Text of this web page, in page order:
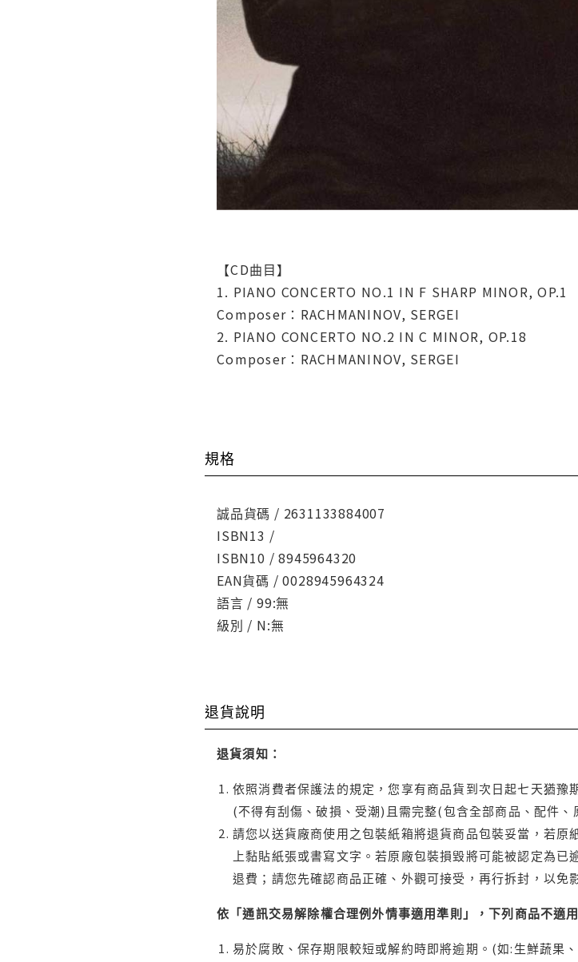
【CD曲目】
1. PIANO CONCERTO NO.1 IN F SHARP MINOR, OP.1
Composer：RACHMANINOV, SERGEI
2. PIANO CONCERTO NO.2 IN C MINOR, OP.18
Composer：RACHMANINOV, SERGEI
規格
誠品貨碼 / 2631133884007
ISBN13 /
ISBN10 / 8945964320
EAN貨碼 / 0028945964324
語言 / 99:無
級別 / N:無
退貨說明
退貨須知：
依照消費者保護法的規定，您享有商品貨到次日起七天猶
(不得有刮傷、破損、受潮)且需完整(包含全部商品、配件
請您以送貨廠商使用之包裝紙箱將退貨商品包裝妥當，若
上黏貼紙張或書寫文字。若原廠包裝損毀將可能被認定為
退費；請您先確認商品正確、外觀可接受，再行拆封，以免
依「通訊交易解除權合理例外情事適用準則」，下列商品不適
易於腐敗、保存期限較短或解約時即將逾期。(如:生鮮蔬果